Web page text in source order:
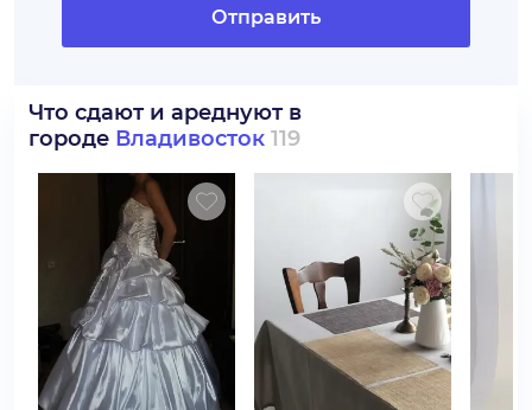
Отправить
Что сдают и ареднуют в
городе Владивосток 119